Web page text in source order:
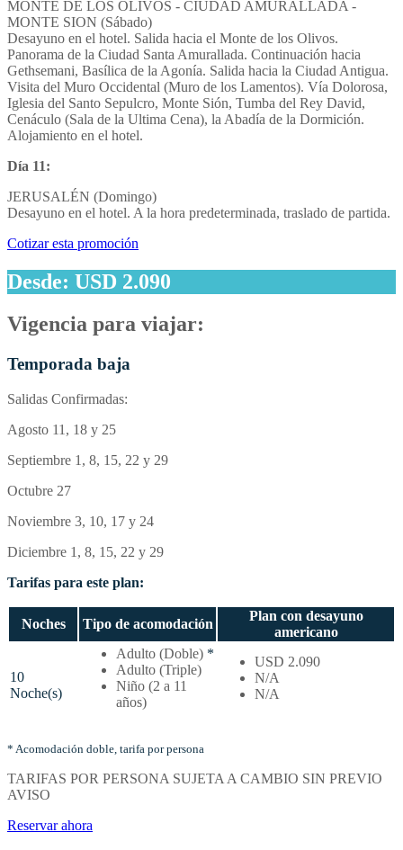
MONTE DE LOS OLIVOS - CIUDAD AMURALLADA -
MONTE SION (Sábado)
Desayuno en el hotel. Salida hacia el Monte de los Olivos.
Panorama de la Ciudad Santa Amurallada. Continuación hacia
Gethsemani, Basílica de la Agonía. Salida hacia la Ciudad Antigua.
Visita del Muro Occidental (Muro de los Lamentos). Vía Dolorosa,
Iglesia del Santo Sepulcro, Monte Sión, Tumba del Rey David,
Cenáculo (Sala de la Ultima Cena), la Abadía de la Dormición.
Alojamiento en el hotel.
Día 11:
JERUSALÉN (Domingo)
Desayuno en el hotel. A la hora predeterminada, traslado de partida.
Cotizar esta promoción
Desde: USD 2.090
Vigencia para viajar:
Temporada baja
Salidas Confirmadas:
Agosto 11, 18 y 25
Septiembre 1, 8, 15, 22 y 29
Octubre 27
Noviembre 3, 10, 17 y 24
Diciembre 1, 8, 15, 22 y 29
Tarifas para este plan:
–
Tarifas
y
de
acomodación
Noches Tipo de acomodación
Plan con desayuno
americano
10
Noche(s)
Adulto (Doble) *
Adulto (Triple)
Niño (2 a 11
años)
USD 2.090
N/A
N/A
* Acomodación doble, tarifa por persona
TARIFAS POR PERSONA SUJETA A CAMBIO SIN PREVIO
AVISO
Reservar ahora